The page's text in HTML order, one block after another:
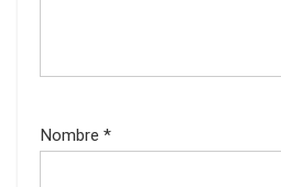
Nombre *